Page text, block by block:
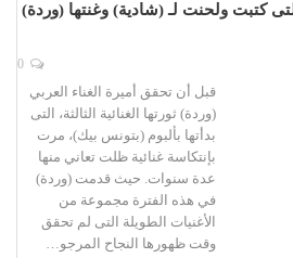
كتبت ولحنت لـ (شادية) وغنتها (وردة)
قبل أن تحقق أميرة الغناء العربي
(وردة) ثورتها الغنائية الثالثة، التى
بدأتها بألبوم (بتونس بيك)، مرت
بإنتكاسة غنائية ظلت تعاني منها
عدة سنوات. حيث قدمت (وردة)
في هذه الفترة مجموعة من
الأغنيات الطويلة التى لم تحقق
وقت ظهورها النجاح المرجو…